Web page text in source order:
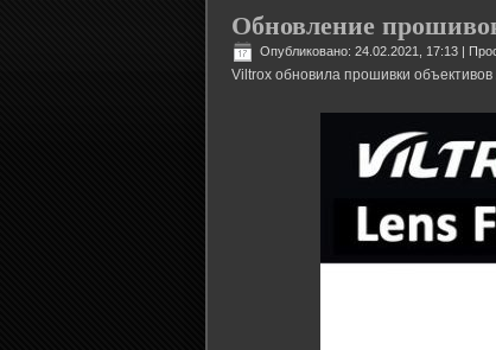
Обновление
Опубликовано: 24.02.2021, 17:13 |
Viltrox обновила прошивки